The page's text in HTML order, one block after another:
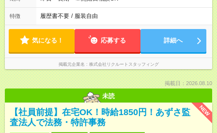
特徴 履歴書不要 / 服装自由
気になる！ 応募する 詳細へ
掲載元企業名 株式会社リクルートスタッフィング
掲載日：2026.08.10
未読
NEW
【社員前提】在宅OK！時給1850円！あずさ監
査法人で法務・特許事務